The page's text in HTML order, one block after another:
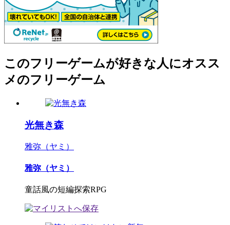
このフリーゲームが好きな人にオスス
メのフリーゲーム
光無き森
雅弥（ヤミ）
雅弥（ヤミ）
童話風の短編探索RPG